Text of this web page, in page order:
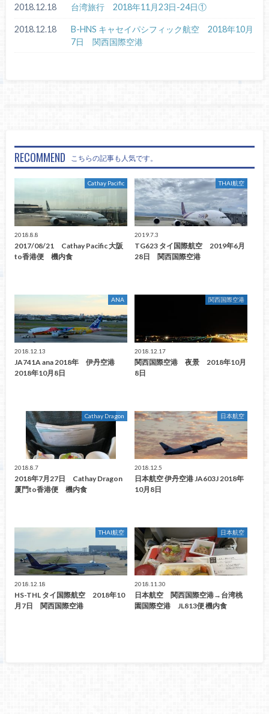
2018.12.18 台湾旅行 2018年11月23日-24日①
2018.12.18
B-HNS キャセイパシフィック航空 2018年10月
7日 関西国際空港
RECOMMEND こちらの記事も人気です。
Cathay Pacific
2018.8.8
2017/08/21 Cathay Pacific 大阪
to香港便 機内食
THAI航空
2019.7.3
TG623 タイ国際航空 2019年6月
28日 関西国際空港
ANA
2018.12.13
JA741A ana 2018年 伊丹空港
2018年10月8日
関西国際空港
2018.12.17
関西国際空港 夜景 2018年10月
8日
Cathay Dragon
2018.8.7
2018年7月27日 Cathay Dragon
厦門to香港便 機内食
日本航空
2018.12.5
日本航空 伊丹空港 JA603J 2018年
10月8日
THAI航空
2018.12.18
HS-THL タイ国際航空 2018年10
月7日 関西国際空港
日本航空
2018.11.30
日本航空 関西国際空港→台湾桃
園国際空港 JL813便 機内食